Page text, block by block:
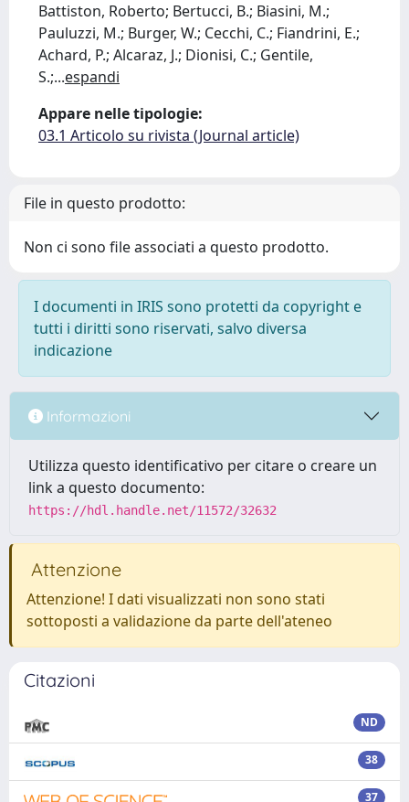
Battiston, Roberto; Bertucci, B.; Biasini, M.;
Pauluzzi, M.; Burger, W.; Cecchi, C.; Fiandrini, E.;
Achard, P.; Alcaraz, J.; Dionisi, C.; Gentile,
S.;...espandi
Appare nelle tipologie:
03.1 Articolo su rivista (Journal article)
File in questo prodotto:
Non ci sono file associati a questo prodotto.
I documenti in IRIS sono protetti da copyright e
tutti i diritti sono riservati, salvo diversa
indicazione
Informazioni
Utilizza questo identificativo per citare o creare un
link a questo documento:
https://hdl.handle.net/11572/32632
Attenzione
Attenzione! I dati visualizzati non sono stati
sottoposti a validazione da parte dell'ateneo
Citazioni
ND
38
37